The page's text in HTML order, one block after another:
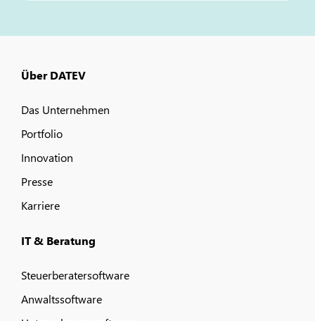
Über DATEV
Das Unternehmen
Portfolio
Innovation
Presse
Karriere
IT & Beratung
Steuerberatersoftware
Anwaltssoftware